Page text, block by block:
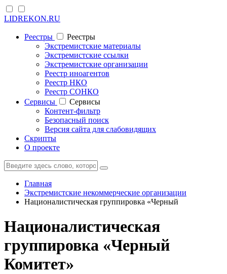
LIDREKON.RU
Реестры
Реестры
Экстремистские материалы
Экстремистские ссылки
Экстремистские организации
Реестр иноагентов
Реестр НКО
Реестр СОНКО
Cервисы
Cервисы
Контент-фильтр
Безопасный поиск
Версия сайта для слабовидящих
Скрипты
О проекте
Главная
Экстремистские некоммерческие организации
Националистическая группировка «Черный
Националистическая
группировка «Черный
Комитет»